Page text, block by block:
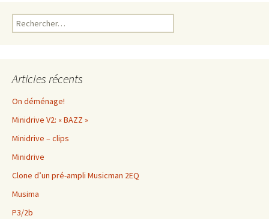
Rechercher :
Articles récents
On déménage!
Minidrive V2: « BAZZ »
Minidrive – clips
Minidrive
Clone d’un pré-ampli Musicman 2EQ
Musima
P3/2b